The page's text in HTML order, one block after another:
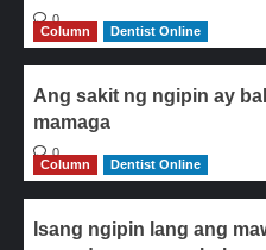
0
Column
Dentist Online
Ang sakit ng ngipin ay
mamaga
0
Column
Dentist Online
Isang ngipin lang ang